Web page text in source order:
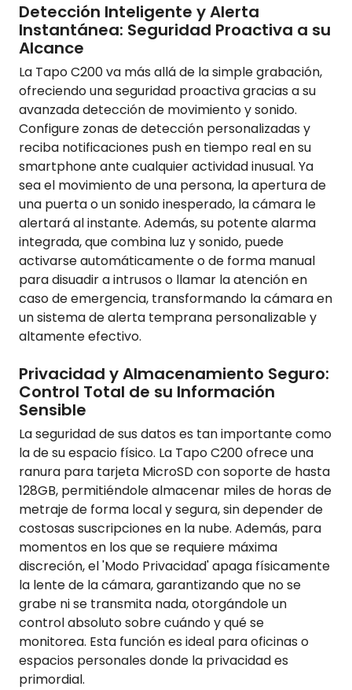
Detección Inteligente y Alerta
Instantánea: Seguridad Proactiva a su
Alcance
La Tapo C200 va más allá de la simple grabación,
ofreciendo una seguridad proactiva gracias a su
avanzada detección de movimiento y sonido.
Configure zonas de detección personalizadas y
reciba notificaciones push en tiempo real en su
smartphone ante cualquier actividad inusual. Ya
sea el movimiento de una persona, la apertura de
una puerta o un sonido inesperado, la cámara le
alertará al instante. Además, su potente alarma
integrada, que combina luz y sonido, puede
activarse automáticamente o de forma manual
para disuadir a intrusos o llamar la atención en
caso de emergencia, transformando la cámara en
un sistema de alerta temprana personalizable y
altamente efectivo.
Privacidad y Almacenamiento Seguro:
Control Total de su Información
Sensible
La seguridad de sus datos es tan importante como
la de su espacio físico. La Tapo C200 ofrece una
ranura para tarjeta MicroSD con soporte de hasta
128GB, permitiéndole almacenar miles de horas de
metraje de forma local y segura, sin depender de
costosas suscripciones en la nube. Además, para
momentos en los que se requiere máxima
discreción, el 'Modo Privacidad' apaga físicamente
la lente de la cámara, garantizando que no se
grabe ni se transmita nada, otorgándole un
control absoluto sobre cuándo y qué se
monitorea. Esta función es ideal para oficinas o
espacios personales donde la privacidad es
primordial.